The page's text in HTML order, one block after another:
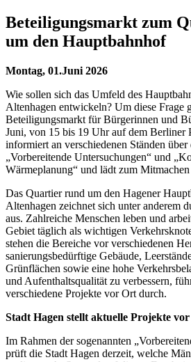
Beteiligungsmarkt zum
um den Hauptbahnhof
Montag, 01.Juni 2026
Wie sollen sich das Umfeld des
Altenhagen entwickeln? Um diese Frage
Beteiligungsmarkt für Bürgerinnen und
Juni, von 15 bis 19 Uhr auf dem Berliner
informiert an verschiedenen Ständen über
„Vorbereitende Untersuchungen“ und
Wärmeplanung“ und lädt zum
Das Quartier rund um den Hagener
Altenhagen zeichnet sich unter anderem
aus. Zahlreiche Menschen leben und
Gebiet täglich als wichtigen
stehen die Bereiche vor verschiedenen
sanierungsbedürftige Gebäude,
Grünflächen sowie eine hohe
und Aufenthaltsqualität zu verbessern,
verschiedene Projekte vor Ort durch.
Stadt Hagen stellt aktuelle Projekte vor
Im Rahmen der sogenannten
prüft die Stadt Hagen derzeit, welche